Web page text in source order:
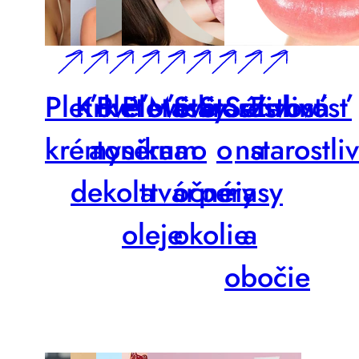
Pleťové
krémy
Krk
a
dekolt
Pleťové
tonikum
Pleťové
séra
a
oleje
Masky
na
tvár
Starostlivosť
o
očné
okolie
Starostlivosť
o
pery
Séra
na
riasy
a
obočie
Zubná